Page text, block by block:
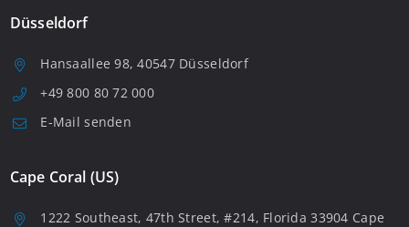
Düsseldorf
Hansaallee 98, 40547 Düsseldorf
+49 800 80 72 000
E-Mail senden
Cape Coral (US)
1222 Southeast, 47th Street, #214, Florida 33904 Cape